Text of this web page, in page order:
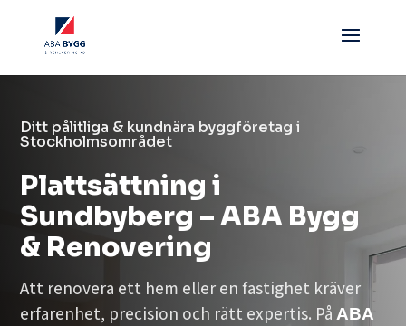
Ditt pålitliga & kundnära byggföretag i
Stockholmsområdet
Plattsättning i
Sundbyberg – ABA Bygg
& Renovering
Att renovera ett hem eller en fastighet kräver
erfarenhet, precision och rätt expertis. PåABA